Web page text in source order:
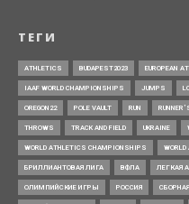
ТЕГИ
ATHLETICS BUDAPEST2023 EUROPEAN
IAAF WORLD CHAMPIONSHIPS JUMPS
OREGON22 POLE VAULT RUN
THROWS TRACK AND FIELD UKRAINE
WORLD ATHLETICS CHAMPIONSHIPS WORLD
БРИЛЛИАНТОВАЯ ЛИГА ВФЛА ЛЕГКАЯ
ОЛИМПИЙСКИЕ ИГРЫ РОССИЯ